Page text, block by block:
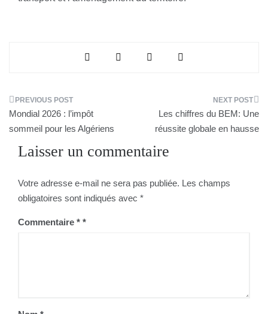
Navigation
de
l’article
Mondial 2026 : l’impôt
sommeil pour les Algériens
Les chiffres du BEM: Une
réussite globale en hausse
Laisser un commentaire
Votre adresse e-mail ne sera pas publiée. Les champs
obligatoires sont indiqués avec *
Commentaire *